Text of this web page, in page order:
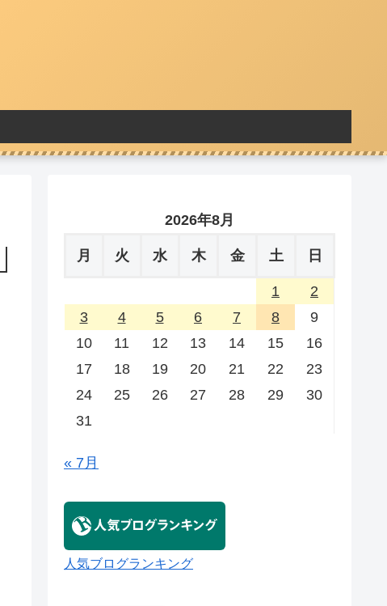
2026年8月
月 火 水 木 金 土 日
1
2
3
4 5 6 7 8
9
10
11 12 13 14 15
16
17
18 19 20 21 22
23
24
25 26 27 28 29
30
31
« 7月
人気ブログランキング